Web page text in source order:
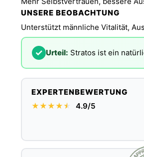
UNSERE BEOBACHTUNG
Unterstützt männliche Vitalität,
✓ Urteil: Stratos ist ein
EXPERTENBEWERTUNG
★★★★★
★ 4.9/5